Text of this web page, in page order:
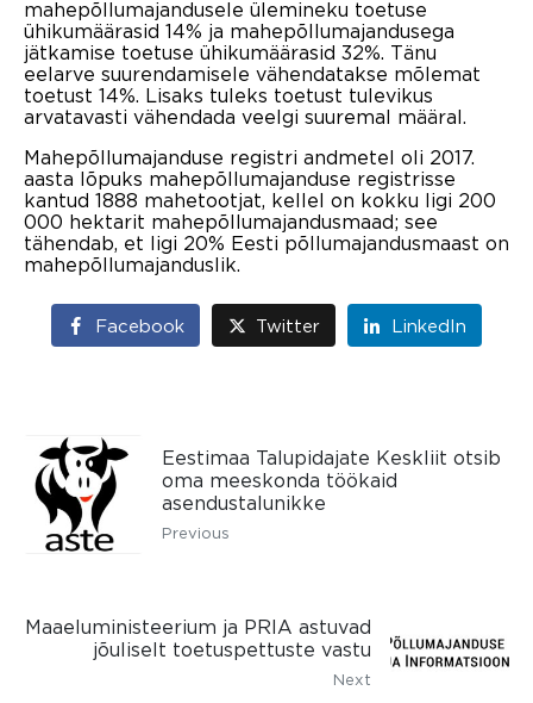
mahepõllumajandusele ülemineku toetuse
ühikumäärasid 14% ja mahepõllumajandusega
jätkamise toetuse ühikumäärasid 32%. Tänu
eelarve suurendamisele vähendatakse mõlemat
toetust 14%. Lisaks tuleks toetust tulevikus
arvatavasti vähendada veelgi suuremal määral.
Mahepõllumajanduse registri andmetel oli 2017.
aasta lõpuks mahepõllumajanduse registrisse
kantud 1888 mahetootjat, kellel on kokku ligi 200
000 hektarit mahepõllumajandusmaad; see
tähendab, et ligi 20% Eesti põllumajandusmaast on
mahepõllumajanduslik.
Facebook Twitter LinkedIn
Eestimaa Talupidajate Keskliit otsib
oma meeskonda töökaid
asendustalunikke
Previous
Maaeluministeerium ja PRIA astuvad
jõuliselt toetuspettuste vastu
Next